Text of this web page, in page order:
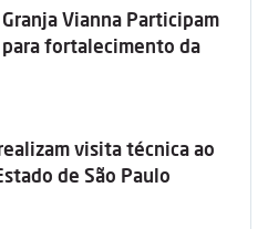
Vianna Participam
para fortalecimento da
visita técnica ao
de São Paulo